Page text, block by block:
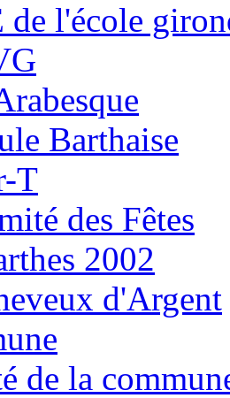
de l'école
Barthaise
T
des Fêtes
2002
d'Argent
de la